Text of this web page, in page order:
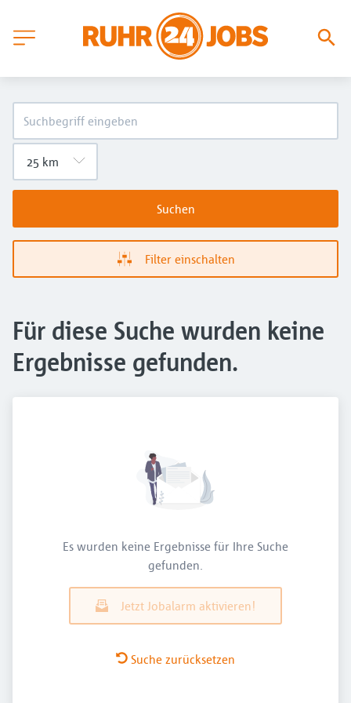
Suchen
Filter einschalten
Für diese Suche wurden keine
Ergebnisse gefunden.
Es wurden keine Ergebnisse für Ihre Suche
gefunden.
Jetzt Jobalarm aktivieren!
Suche zurücksetzen